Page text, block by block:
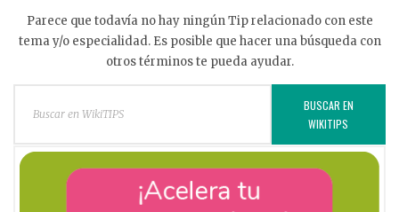
Parece que todavía no hay ningún Tip relacionado con este
tema y/o especialidad. Es posible que hacer una búsqueda con
otros términos te pueda ayudar.
BUSCAR EN
WIKITIPS